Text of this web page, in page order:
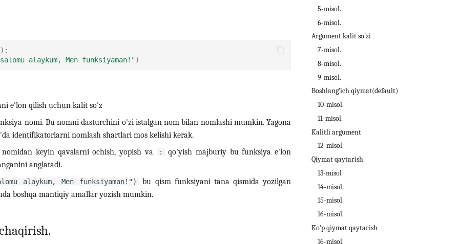
5-misol.
6-misol.
Argument kalit so'zi
7-misol.
8-misol.
9-misol.
Boshlang'ich qiymat(default)
10-misol.
11-misol.
Kalitli argument
12-misol.
Qiymat qaytarish
13-misol
14-misol.
15-misol.
16-misol.
Ko'p qiymat qaytarish
16-misol.
alaykum, Men funksiyaman!")
e'lon qilish uchun kalit so'z
nomi. Bu nomni dasturchini o'zi istalgan nom bilan nomlashi mumkin. Yagona
identifikatorlarni nomlash shartlari mos kelishi kerak.
keyin qavslarni ochish, yopish va :
qo'yish majburiy bu funksiya e'lon
anglatadi.
alaykum, Men funksiyaman!")
bu qism funksiyani tana qismida yozilgan
boshqa mantiqiy amallar yozish mumkin.